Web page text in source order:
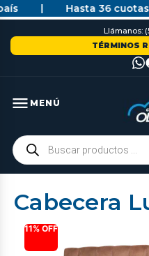
Hasta 36 cuotas
Llámanos:
TÉRMINOS
MENÚ
Cabecera
11% OFF